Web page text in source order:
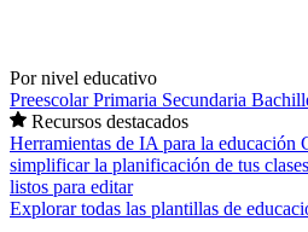
Por nivel educativo
PreescolarPrimaria Secundaria
Recursos destacados
Herramientas de IA para la educación
simplificar la planificación de tus clases
listos para editar
Explorar todas las plantillas de